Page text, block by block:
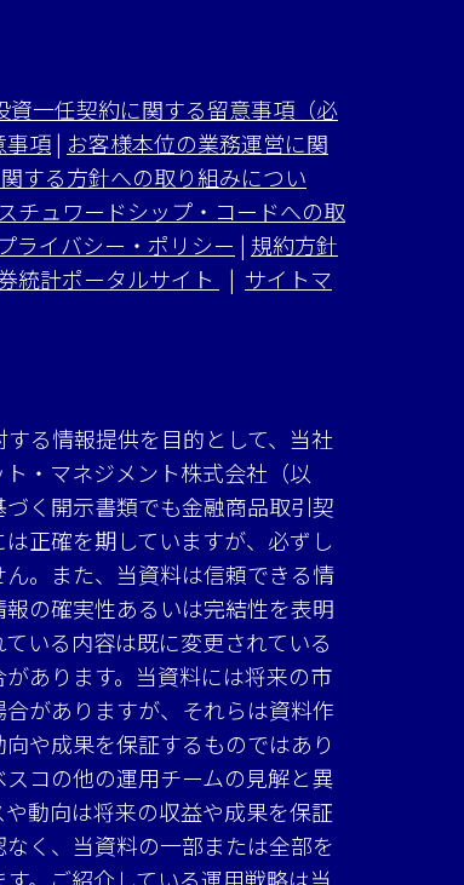
資一任契約に関する留意事項（必
事項| お客様本位の業務運営に関
する方針への取り組みについ
チュワードシップ・コードへの取
ライバシー・ポリシー | 規約方針
統計ポータルサイト | サイトマ
る情報提供を目的として、当社
・マネジメント株式会社（以
く開示書類でも金融商品取引契
正確を期していますが、必ずし
。また、当資料は信頼できる情
の確実性あるいは完結性を表明
いる内容は既に変更されている
あります。当資料には将来の市
がありますが、それらは資料作
や成果を保証するものではあり
コの他の運用チームの見解と異
動向は将来の収益や成果を保証
く、当資料の一部または全部を